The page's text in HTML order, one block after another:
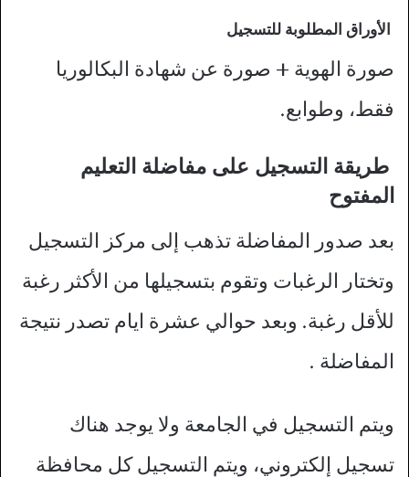
الأوراق المطلوبة للتسجيل
صورة الهوية + صورة عن شهادة البكالوريا
فقط، وطوابع.
طريقة التسجيل على مفاضلة التعليم
المفتوح
بعد صدور المفاضلة تذهب إلى مركز التسجيل
وتختار الرغبات وتقوم بتسجيلها من الأكثر رغبة
للأقل رغبة. وبعد حوالي عشرة ايام تصدر نتيجة
المفاضلة .
ويتم التسجيل في الجامعة ولا يوجد هناك
تسجيل إلكتروني، ويتم التسجيل كل محافظة